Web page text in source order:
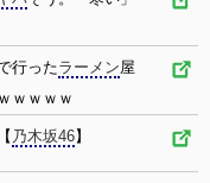
行ったラーメン屋
ｗｗｗｗ
乃木坂46】